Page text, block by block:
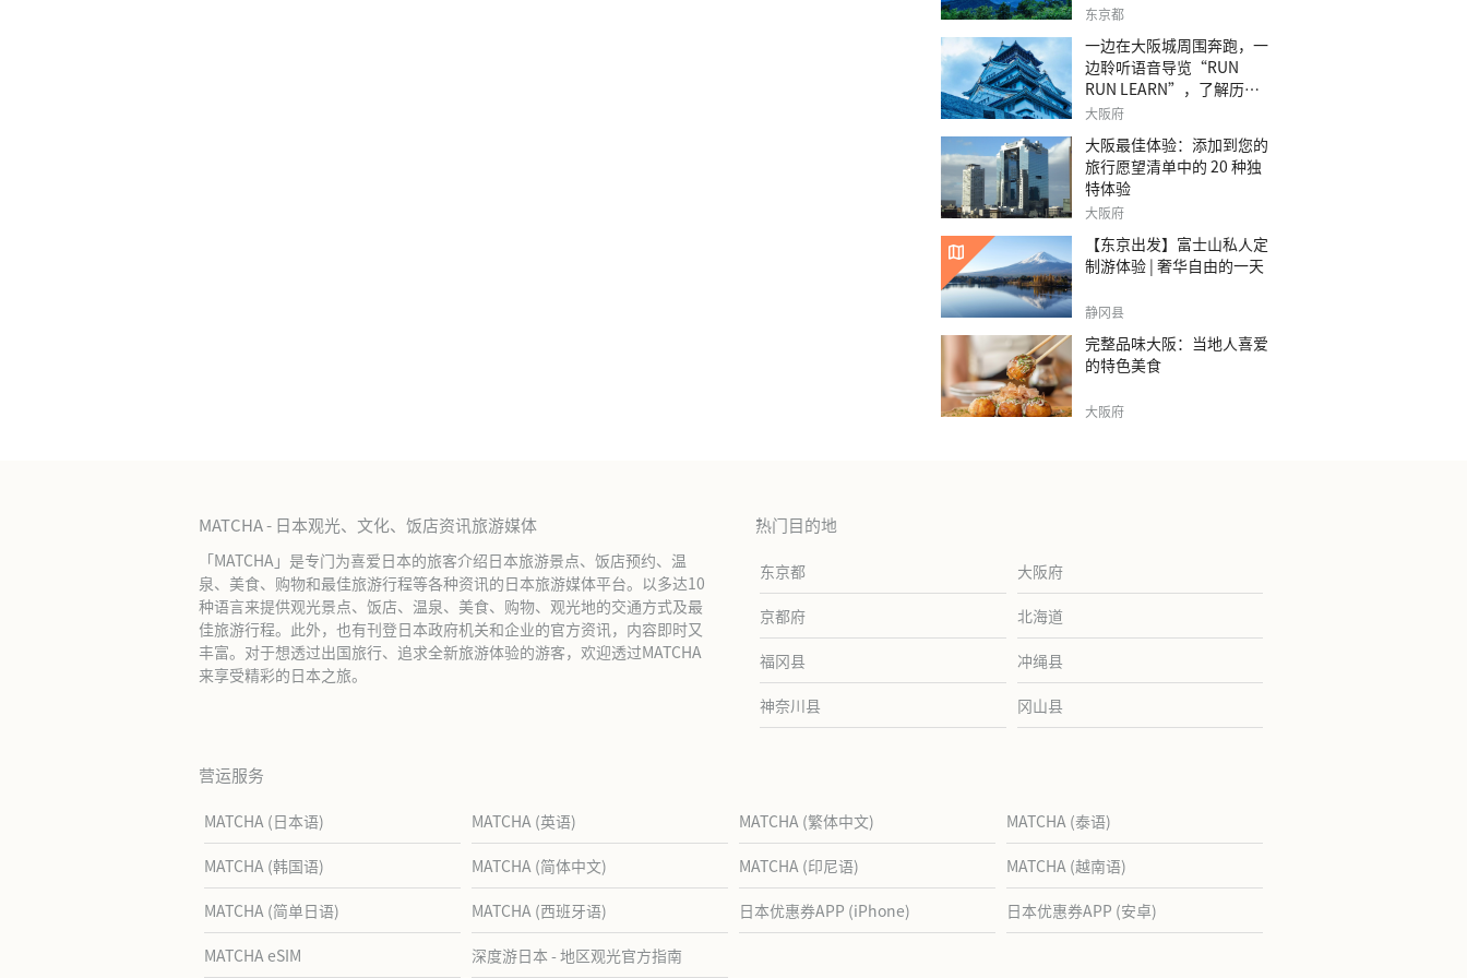
之旅。
东京都
一边在大阪城周围奔跑，一
边聆听语音导览“RUN
RUN LEARN”，了解历
史。
大阪府
大阪最佳体验：添加到您的
旅行愿望清单中的 20 种独
特体验
大阪府
【东京出发】富士山私人定
制游体验 | 奢华自由的一天
静冈县
完整品味大阪：当地人喜爱
的特色美食
大阪府
MATCHA - 日本观光、文化、饭店资讯旅游媒体
「MATCHA」是专门为喜爱日本的旅客介绍日本旅游景点、饭店预约、温
泉、美食、购物和最佳旅游行程等各种资讯的日本旅游媒体平台。以多达10
种语言来提供观光景点、饭店、温泉、美食、购物、观光地的交通方式及最
佳旅游行程。此外，也有刊登日本政府机关和企业的官方资讯，内容即时又
丰富。对于想透过出国旅行、追求全新旅游体验的游客，欢迎透过MATCHA
来享受精彩的日本之旅。
热门目的地
东京都 大阪府
京都府 北海道
福冈县 冲绳县
神奈川县 冈山县
营运服务
MATCHA (日本语) MATCHA (英语) MATCHA (繁体中文) MATCHA (泰语)
MATCHA (韩国语) MATCHA (简体中文) MATCHA (印尼语) MATCHA (越南语)
MATCHA (简单日语) MATCHA (西班牙语) 日本优惠券APP (iPhone) 日本优惠券APP (安卓)
MATCHA eSIM 深度游日本 - 地区观光官方指南